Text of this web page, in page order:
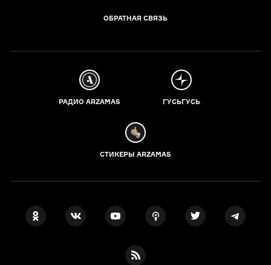
ОБРАТНАЯ СВЯЗЬ
РАДИО ARZAMAS ГУСЬГУСЬ
СТИКЕРЫ ARZAMAS